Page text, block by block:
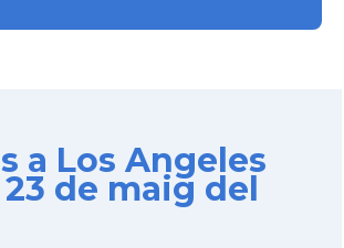
a Los Angeles
de maig del